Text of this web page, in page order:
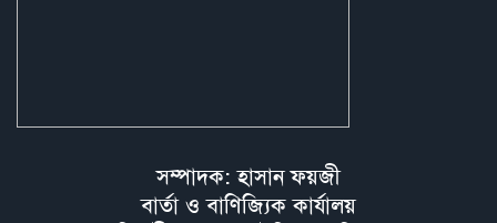
সম্পাদক: হাসান ফয়জী
বার্তা ও বাণিজ্যিক কার্যালয়